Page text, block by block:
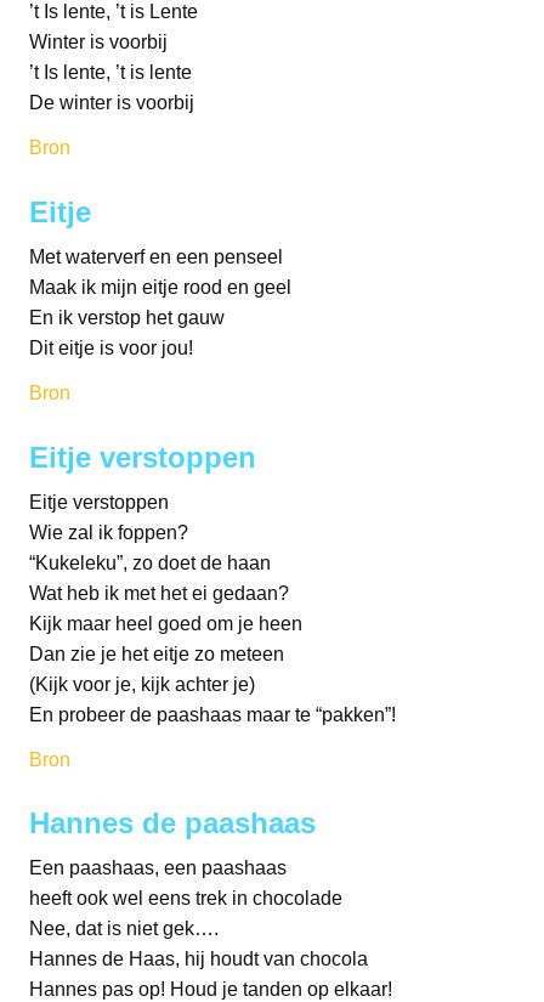
’t Is lente, ’t is Lente
Winter is voorbij
’t Is lente, ’t is lente
De winter is voorbij
Bron
Eitje
Met waterverf en een penseel
Maak ik mijn eitje rood en geel
En ik verstop het gauw
Dit eitje is voor jou!
Bron
Eitje verstoppen
Eitje verstoppen
Wie zal ik foppen?
“Kukeleku”, zo doet de haan
Wat heb ik met het ei gedaan?
Kijk maar heel goed om je heen
Dan zie je het eitje zo meteen
(Kijk voor je, kijk achter je)
En probeer de paashaas maar te “pakken”!
Bron
Hannes de paashaas
Een paashaas, een paashaas
heeft ook wel eens trek in chocolade
Nee, dat is niet gek….
Hannes de Haas, hij houdt van chocola
Hannes pas op! Houd je tanden op elkaar!